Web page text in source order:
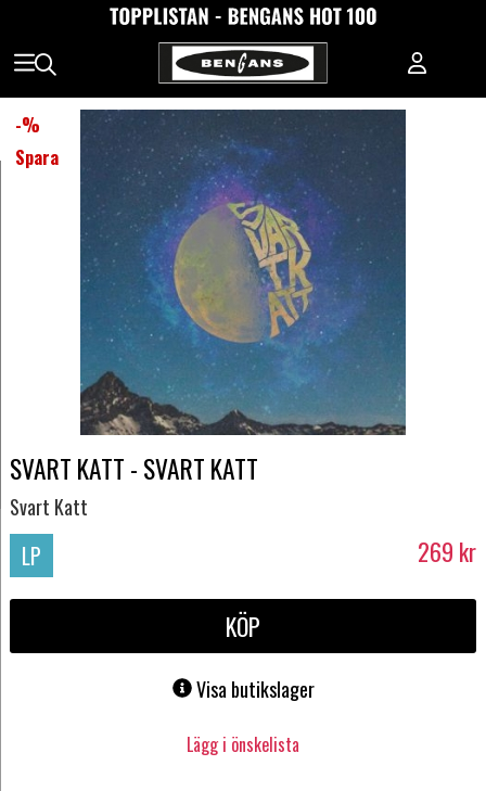
-%
Spara
SVART KATT - SVART KATT
Svart Katt
LP 269 kr
KÖP
Visa butikslager
Lägg i önskelista